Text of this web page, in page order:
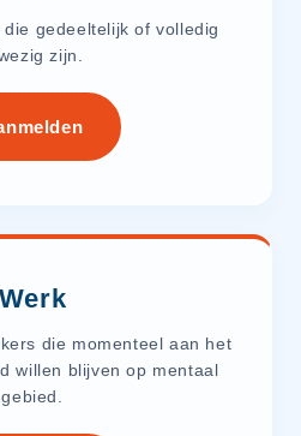
gedeeltelijk of volledig
zijn.
Werk
die momenteel aan het
willen blijven op mentaal
gebied.